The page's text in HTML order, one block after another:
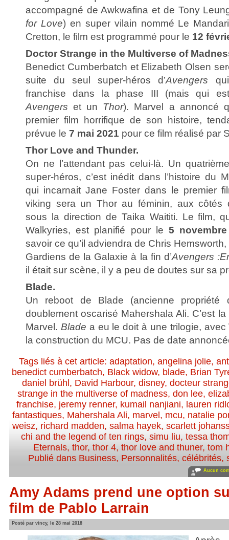
accompagné de Awkwafina et de Tony
for Love) en super vilain nommé Le
Cretton, le film est programmé pour le 12
Doctor Strange in the Multiverse of
Benedict Cumberbatch et Elizabeth Olsen
suite du seul super-héros d’Avengers
franchise dans la phase III (mais qui
Avengers et un Thor). Marvel a annoncé
premier film horrifique de son histoire,
prévue le 7 mai 2021 pour ce film réalisé par
Thor Love and Thunder.
On ne l’attendant pas celui-là. Un
super-héros, c’est inédit dans l’histoire du
qui incarnait Jane Foster dans le premier
viking sera un Thor au féminin, aux côtés
sous la direction de Taika Waititi. Le film,
Walkyries, est planifié pour le 5
savoir ce qu’il adviendra de Chris
Gardiens de la Galaxie à la fin d’Avengers
il était sur scène, il y a peu de doutes sur sa
Blade.
Un reboot de Blade (ancienne
doublement oscarisé Mahershala Ali. C’est
Marvel. Blade a eu le doit à une trilogie,
la construction du MCU. Pas de date
Tags liés à cet article:adaptation,angelina jolie,
benedict cumberbatch, Black widow, blade, Brian
daniel brühl , David Harbour,disney,docteur
strange in the multiverse of madness,don lee,
franchise, jeremy renner, kumail nanjiani, lauren
fantastiques, Mahershala Ali, marvel , mcu, natalie
weisz, richard madden,salma hayek,scarlett
chi and the legend of ten rings, simu liu, tessa
Eternals, thor, thor 4, thor love and thuner, tom
Publié dans Business, Personnalités, célébrités,
Aucun
Amy Adams prend une option
film de Pablo Larrain
Posté par vincy, le 28 mai 2018